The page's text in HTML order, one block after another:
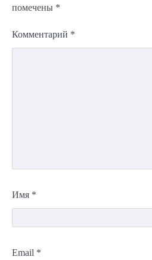
помечены *
Комментарий *
Имя *
Email *